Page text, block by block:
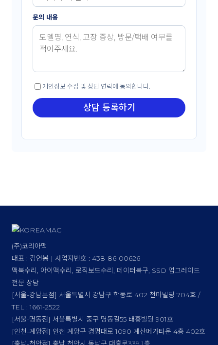
문의 내용
개인정보 수집 및 상담 연락에 동의합니다.
상담 등록하기
(주)코리아맥
대표 : 김연봉 | 사업자번호 : 438-86-00626
맥북수리, 아이맥수리, 로직보드수리, 데이터복구, SSD 업그레이드
전문 상담
[서울-강남본점] 서울특별시 강남구 학동로 402 천마빌딩 704호 /
TEL : 1661-2522
[서울-명동점] 서울특별시 중구 명동길55 태흥빌딩 901호
[인천-계양점] 인천 계양구 경명대로 1090 계산메가타운 4층 402호